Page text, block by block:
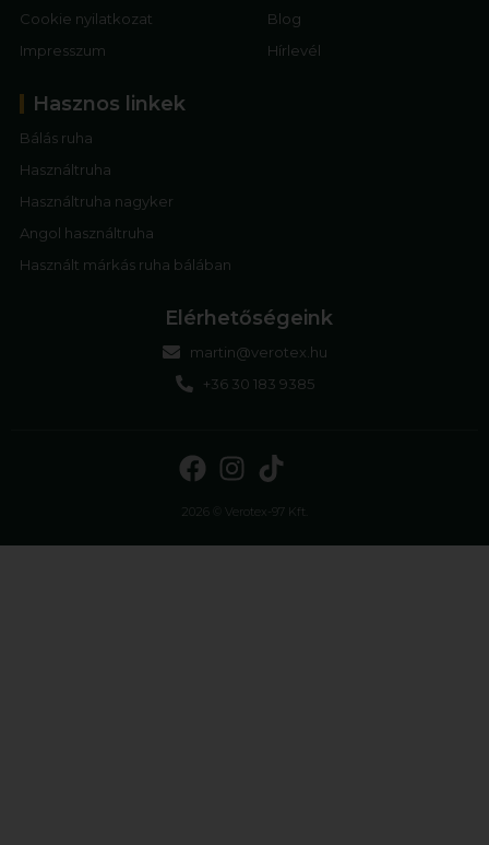
Cookie nyilatkozat
Impresszum
Blog
Hírlevél
Hasznos linkek
Bálás ruha
Használtruha
Használtruha nagyker
Angol használtruha
Használt márkás ruha bálában
Elérhetőségeink
martin@verotex.hu
+36 30 183 9385
2026 © Verotex-97 Kft.